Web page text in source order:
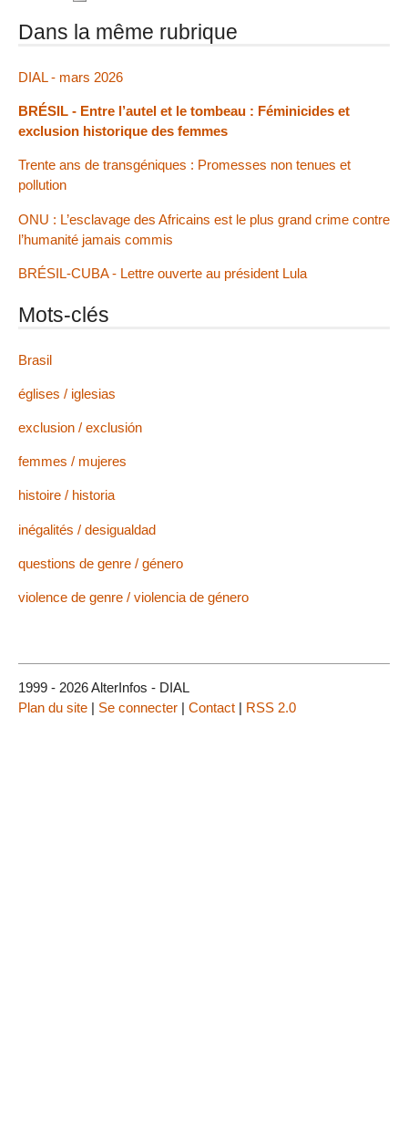
Dans la même rubrique
DIAL - mars 2026
BRÉSIL - Entre l’autel et le tombeau : Féminicides et
exclusion historique des femmes
Trente ans de transgéniques : Promesses non tenues et
pollution
ONU : L’esclavage des Africains est le plus grand crime contre
l’humanité jamais commis
BRÉSIL-CUBA - Lettre ouverte au président Lula
Mots-clés
Brasil
églises / iglesias
exclusion / exclusión
femmes / mujeres
histoire / historia
inégalités / desigualdad
questions de genre / género
violence de genre / violencia de género
1999 - 2026 AlterInfos - DIAL
Plan du site | Se connecter | Contact | RSS 2.0